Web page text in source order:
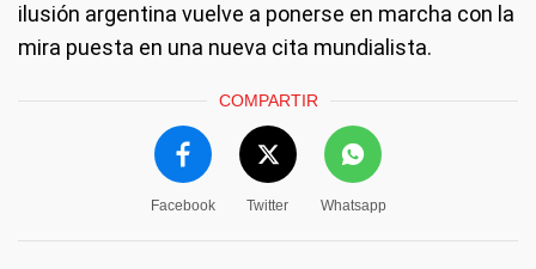
ilusión argentina vuelve a ponerse en marcha con la
mira puesta en una nueva cita mundialista.
COMPARTIR
Facebook Twitter Whatsapp